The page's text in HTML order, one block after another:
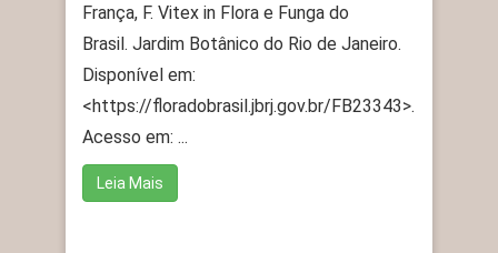
França, F. Vitex in Flora e Funga do
Brasil. Jardim Botânico do Rio de Janeiro.
Disponível em:
<https://floradobrasil.jbrj.gov.br/FB23343>.
Acesso em: ...
Leia Mais